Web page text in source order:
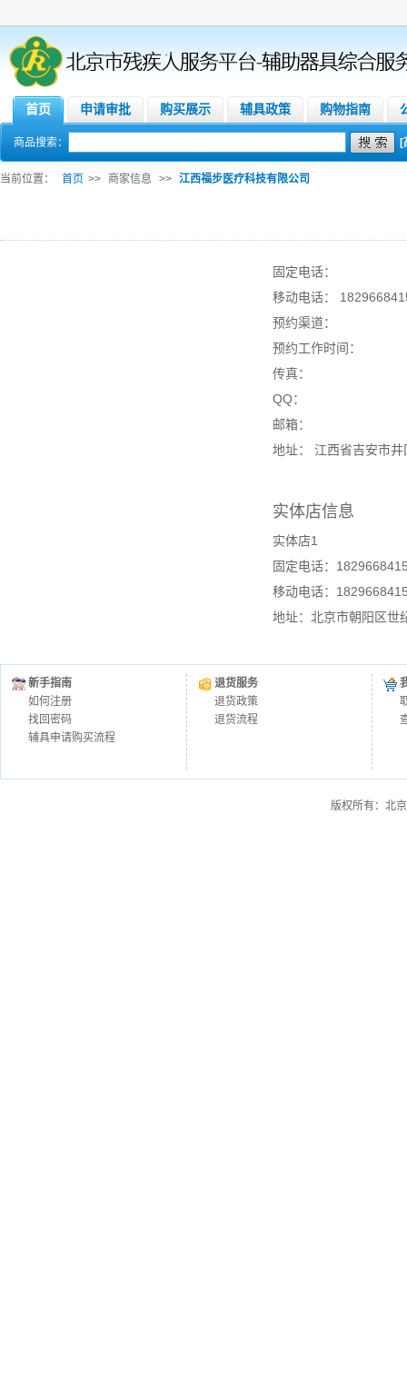
首页 申请审批 购买展示 辅具政策 购物指南
商品搜索： [
当前位置： 首页 >> 商家信息 >> 江西福步医疗科技有限公司
固定电话：
移动电话：
预约渠道：
预约工作时间：
传真：
QQ：
邮箱：
地址： 江西省吉安市
实体店信息
实体店1
固定电话：
移动电话：
地址：北京市朝阳区世
新手指南
如何注册
找回密码
辅具申请购买流程
退货服务
退货政策
退货流程
版权所有：北